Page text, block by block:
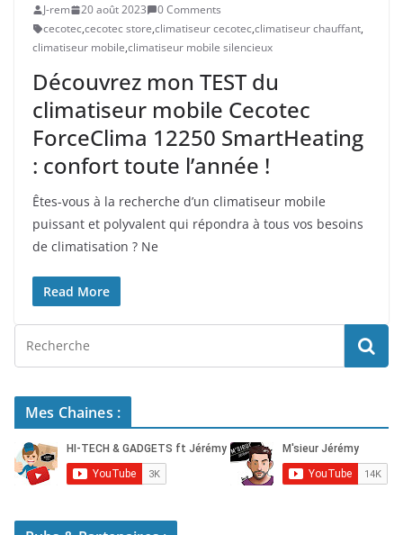
J-rem 20 août 2023
0 Comments
cecotec,cecotec store,climatiseur cecotec,climatiseur chauffant,
climatiseur mobile,climatiseur mobile silencieux
Découvrez mon TEST du
climatiseur mobile Cecotec
ForceClima 12250 SmartHeating
: confort toute l’année !
Êtes-vous à la recherche d’un climatiseur mobile
puissant et polyvalent qui répondra à tous vos besoins
de climatisation ? Ne
Read More
Mes Chaines :